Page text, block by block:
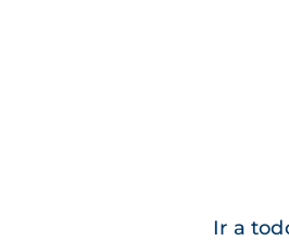
Ir a